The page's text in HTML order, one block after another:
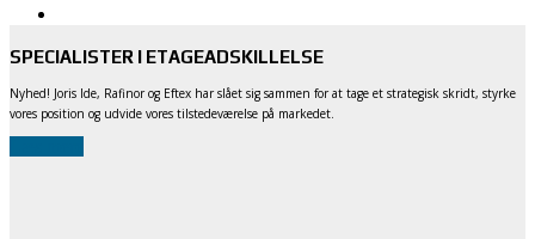
SPECIALISTER I ETAGEADSKILLELSE
Nyhed! Joris Ide, Rafinor og Eftex har slået sig sammen for at tage et strategisk skridt, styrke
vores position og udvide vores tilstedeværelse på markedet.